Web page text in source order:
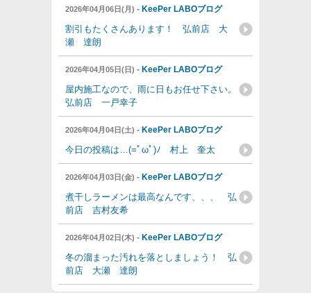
2026年04月06日(月) - KeePer LABOブログ
割引もたくさんあります！ 弘前店 大
瀬 達朗
2026年04月05日(日) - KeePer LABOブログ
屋内施工なので、雨に日もお任せ下さい。
弘前店 一戸幸子
2026年04月04日(土) - KeePer LABOブログ
今日の投稿は…(=ﾟωﾟ)ﾉ 村上 奎太
2026年04月03日(金) - KeePer LABOブログ
煮干しラーメンは最高なんです、、、 弘
前店 吉村友希
2026年04月02日(木) - KeePer LABOブログ
冬の溜まった汚れを落としましょう！ 弘
前店 大瀬 達朗